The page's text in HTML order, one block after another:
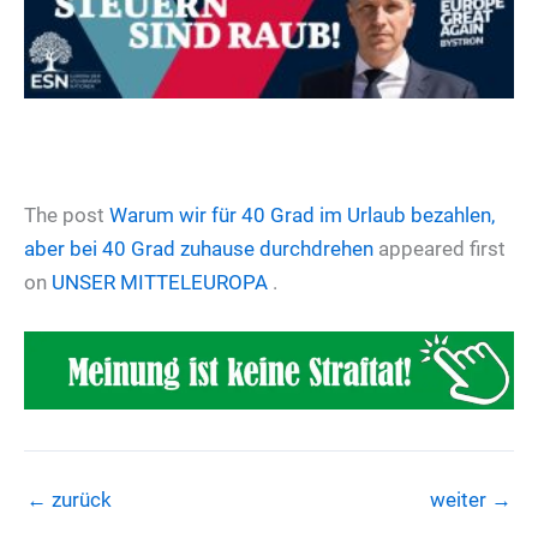
The post Warum wir für 40 Grad im Urlaub bezahlen,
aber bei 40 Grad zuhause durchdrehen appeared first
on UNSER MITTELEUROPA .
← zurück weiter →